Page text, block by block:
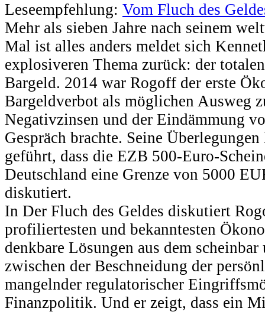
Leseempfehlung: Vom Fluch des
Mehr als sieben Jahre nach seinem
Mal ist alles anders meldet sich
explosiveren Thema zurück: der
Bargeld. 2014 war Rogoff der erste
Bargeldverbot als möglichen Ausweg
Negativzinsen und der Eindämmung
Gespräch brachte. Seine
geführt, dass die EZB 500-Euro-
Deutschland eine Grenze von 5000
diskutiert.
In Der Fluch des Geldes diskutiert
profiliertesten und bekanntesten
denkbare Lösungen aus dem
zwischen der Beschneidung der
mangelnder regulatorischer
Finanzpolitik. Und er zeigt, dass ein